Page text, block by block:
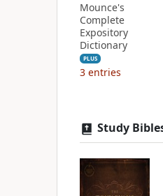
Mounce's
Complete
Expository
Dictionary
PLUS
3 entries
Study